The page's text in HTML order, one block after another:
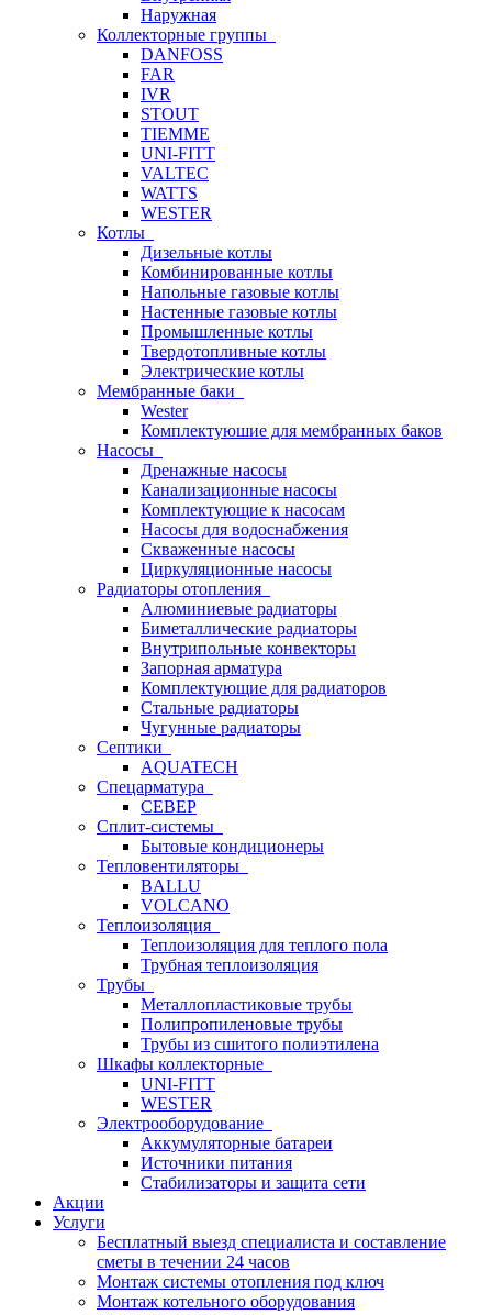
Наружная
Коллекторные группы
DANFOSS
FAR
IVR
STOUT
TIEMME
UNI-FITT
VALTEC
WATTS
WESTER
Котлы
Дизельные котлы
Комбинированные котлы
Напольные газовые котлы
Настенные газовые котлы
Промышленные котлы
Твердотопливные котлы
Электрические котлы
Мембранные баки
Wester
Комплектуюшие для мембранных баков
Насосы
Дренажные насосы
Канализационные насосы
Комплектующие к насосам
Насосы для водоснабжения
Скваженные насосы
Циркуляционные насосы
Радиаторы отопления
Алюминиевые радиаторы
Биметаллические радиаторы
Внутрипольные конвекторы
Запорная арматура
Комплектующие для радиаторов
Стальные радиаторы
Чугунные радиаторы
Септики
AQUATECH
Спецарматура
СЕВЕР
Сплит-системы
Бытовые кондиционеры
Тепловентиляторы
BALLU
VOLCANO
Теплоизоляция
Теплоизоляция для теплого пола
Трубная теплоизоляция
Трубы
Металлопластиковые трубы
Полипропиленовые трубы
Трубы из сшитого полиэтилена
Шкафы коллекторные
UNI-FITT
WESTER
Электрооборудование
Аккумуляторные батареи
Источники питания
Стабилизаторы и защита сети
Акции
Услуги
Бесплатный выезд специалиста и составление
сметы в течении 24 часов
Монтаж системы отопления под ключ
Монтаж котельного оборудования